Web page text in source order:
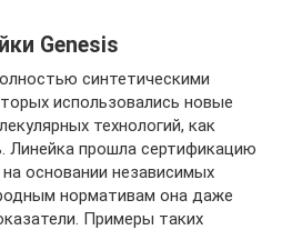
Genesis
синтетическими
использовались новые
технологий, как
Линейка прошла сертификацию
основании независимых
нормативам она даже
Примеры таких